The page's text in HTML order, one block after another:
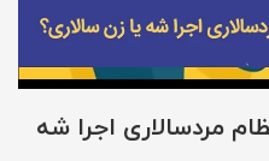
مردسالاری اجرا شه